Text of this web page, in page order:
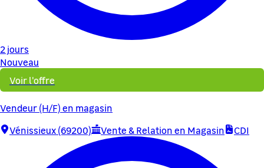
2 jours
Nouveau
Voir l'offre
Vendeur (H/F) en magasin
Vénissieux (69200)
Vente & Relation en Magasin CDI